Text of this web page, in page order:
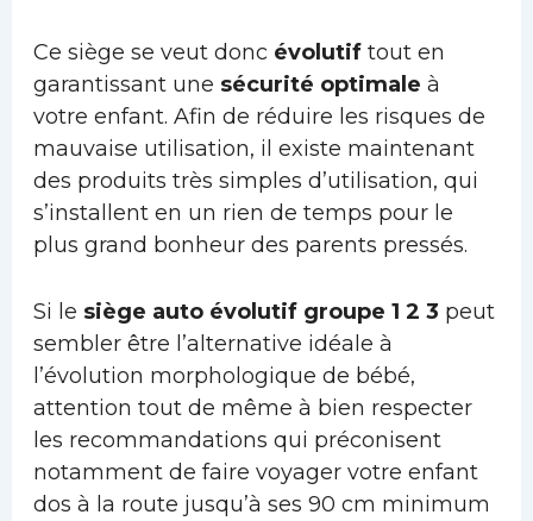
Ce siège se veut donc évolutiftout en
garantissant une sécurité optimale à
votre enfant. Afin de réduire les risques de
mauvaise utilisation, il existe maintenant
des produits très simples d’utilisation, qui
s’installent en un rien de temps pour le
plus grand bonheur des parents pressés.
Si le siège auto évolutif groupe 1 2 3 peut
sembler être l’alternative idéale à
l’évolution morphologique de bébé,
attention tout de même à bien respecter
les recommandations qui préconisent
notamment de faire voyager votre enfant
dos à la route jusqu’à ses 90 cm minimum